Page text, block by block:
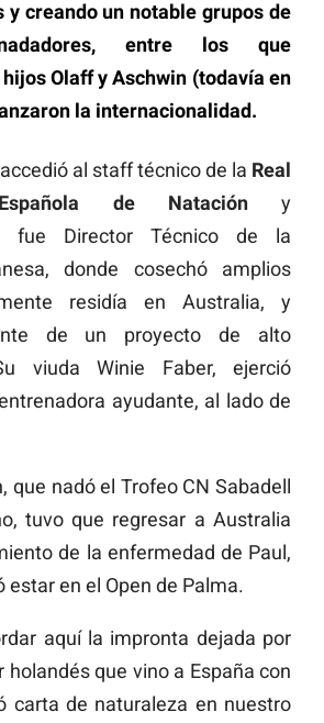
y creando un notable grupos de
entre los que
Olaff y Aschwin (todavía en
la internacionalidad.
al staff técnico de la Real
de Natacióny
fue Director Técnico de la
donde cosechó amplios
residía en Australia, y
de un proyecto de alto
viuda Winie Faber, ejerció
ayudante, al lado de
que nadó el Trofeo CN Sabadell
tuvo que regresar a Australia
de la enfermedad de Paul,
estar en el Open de Palma.
aquí la impronta dejada por
que vino a España con
carta de naturaleza en nuestro